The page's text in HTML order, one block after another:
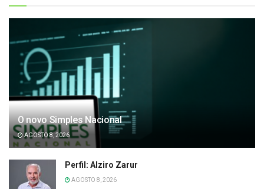
O novo Simples Nacional
AGOSTO 8, 2026
Perfil: Alziro Zarur
AGOSTO 8, 2026